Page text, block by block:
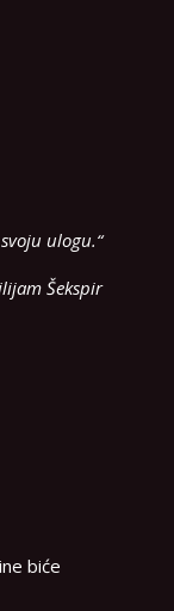
ulogu.“
Šekspir
biće